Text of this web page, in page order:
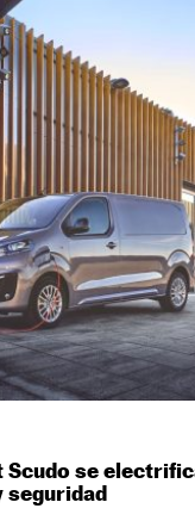
Scudo se
seguridad